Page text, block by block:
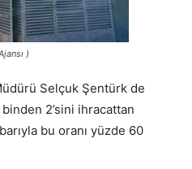
)
Selçuk Şentürk de
2’sini ihracattan
bu oranı yüzde 60